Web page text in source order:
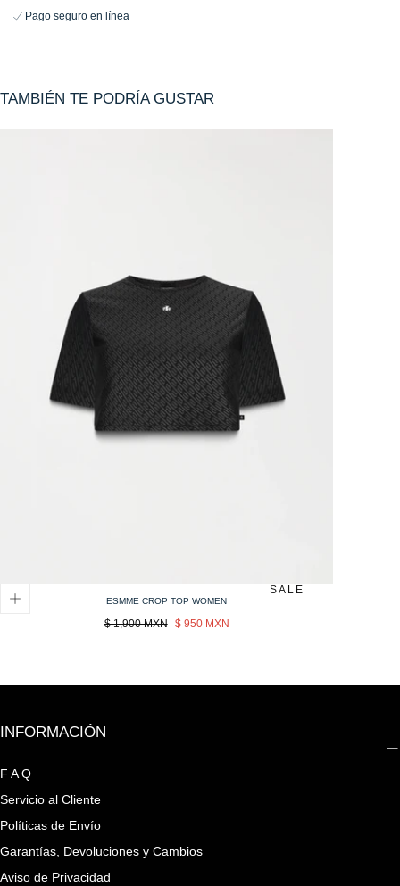
Pago seguro en línea
TAMBIÉN TE PODRÍA GUSTAR
SALE
ESMME CROP TOP WOMEN
Precio
$ 1,900 MXN Sale
$ 950 MXN
INFORMACIÓN
F A Q
Servicio al Cliente
Políticas de Envío
Garantías, Devoluciones y Cambios
Aviso de Privacidad